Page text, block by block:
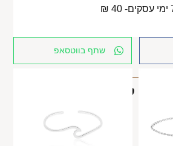
שתף בווטסאפ
קשורים